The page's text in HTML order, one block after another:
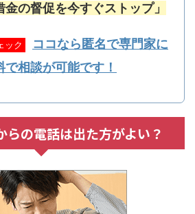
金の督促を今すぐストップ」
ック
ココなら匿名で専門家に
で相談が可能です！
の電話は出た方がよい？